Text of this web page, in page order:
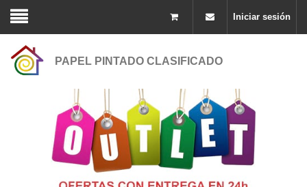
Iniciar sesión
PAPEL PINTADO CLASIFICADO